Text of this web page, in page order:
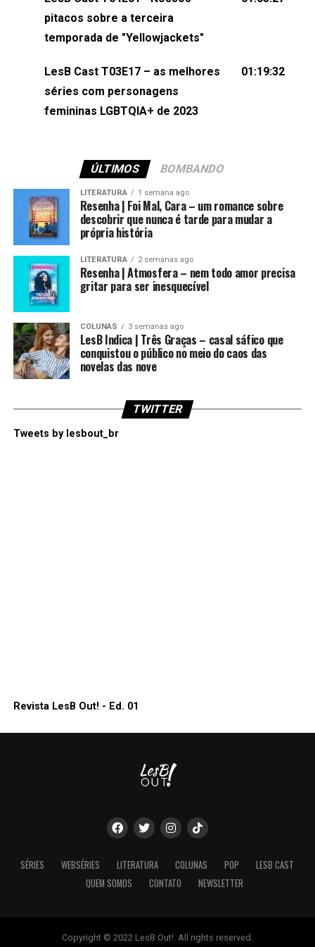
(⁠⁠⁠⁠@brunarfentanes⁠⁠⁠⁠) e Pollyelly FlorêncioEdição de
Naiady Machado
pitacos sobre a terceira
temporada de "Yellowjackets"
LesB Cast T03E17 – as melhores
séries com personagens
femininas LGBTQIA+ de 2023
01:19:32
ÚLTIMOS BOMBANDO
LITERATURA 1 semana ago
Resenha | Foi Mal, Cara – um romance sobre
descobrir que nunca é tarde para mudar a
própria história
LITERATURA 2 semanas ago
Resenha | Atmosfera – nem todo amor precisa
gritar para ser inesquecível
COLUNAS 3 semanas ago
LesB Indica | Três Graças – casal sáfico que
conquistou o público no meio do caos das
novelas das nove
TWITTER
Tweets by lesbout_br
Revista LesB Out! - Ed. 01
SÉRIES WEBSÉRIES LITERATURA COLUNAS POP
LESB CAST
QUEM SOMOS
CONTATO NEWSLETTER
Copyright © 2022 LesB Out!. All rights reserved.